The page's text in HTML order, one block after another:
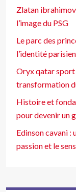
Zlatan
l’image du PSG
Le parc des
l’identité
Oryx qatar sport
transformation
Histoire et
pour devenir un
Edinson cavani :
passion et le